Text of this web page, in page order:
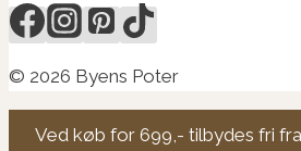
© 2026 Byens Poter
Ved køb for 699,- tilbydes fri